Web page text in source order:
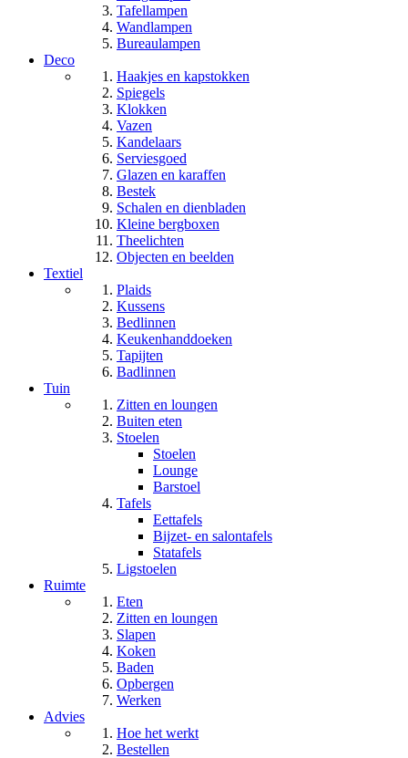
Tafellampen
Wandlampen
Bureaulampen
Deco
Haakjes en kapstokken
Spiegels
Klokken
Vazen
Kandelaars
Serviesgoed
Glazen en karaffen
Bestek
Schalen en dienbladen
Kleine bergboxen
Theelichten
Objecten en beelden
Textiel
Plaids
Kussens
Bedlinnen
Keukenhanddoeken
Tapijten
Badlinnen
Tuin
Zitten en loungen
Buiten eten
Stoelen
Stoelen
Lounge
Barstoel
Tafels
Eettafels
Bijzet- en salontafels
Statafels
Ligstoelen
Ruimte
Eten
Zitten en loungen
Slapen
Koken
Baden
Opbergen
Werken
Advies
Hoe het werkt
Bestellen